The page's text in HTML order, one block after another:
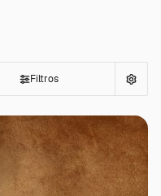
Filtros